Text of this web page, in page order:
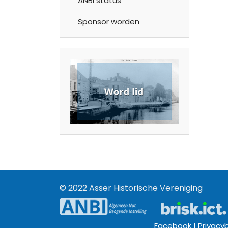
Sponsor worden
© 2022 Asser Historische Vereniging
Facebook |